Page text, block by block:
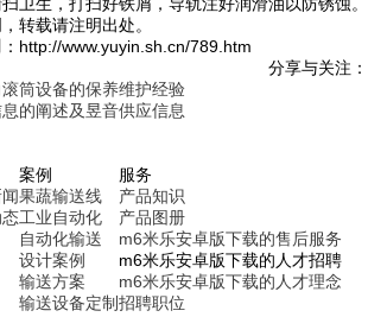
卫生，打扫好铁屑，导轨注好润滑油以防锈蚀。
转载请注明出处。
：http://www.yuyin.sh.cn/789.htm
分享与关注：
筒设备的保养维护经验
的阐述及昱音供应信息
案例
果蔬输送线
工业自动化
自动化输送
设计案例
输送方案
输送设备定制
服务
产品知识
产品图册
m6米乐安卓版下载的售后服务
m6米乐安卓版下载的人才招聘
m6米乐安卓版下载的人才理念
招聘职位